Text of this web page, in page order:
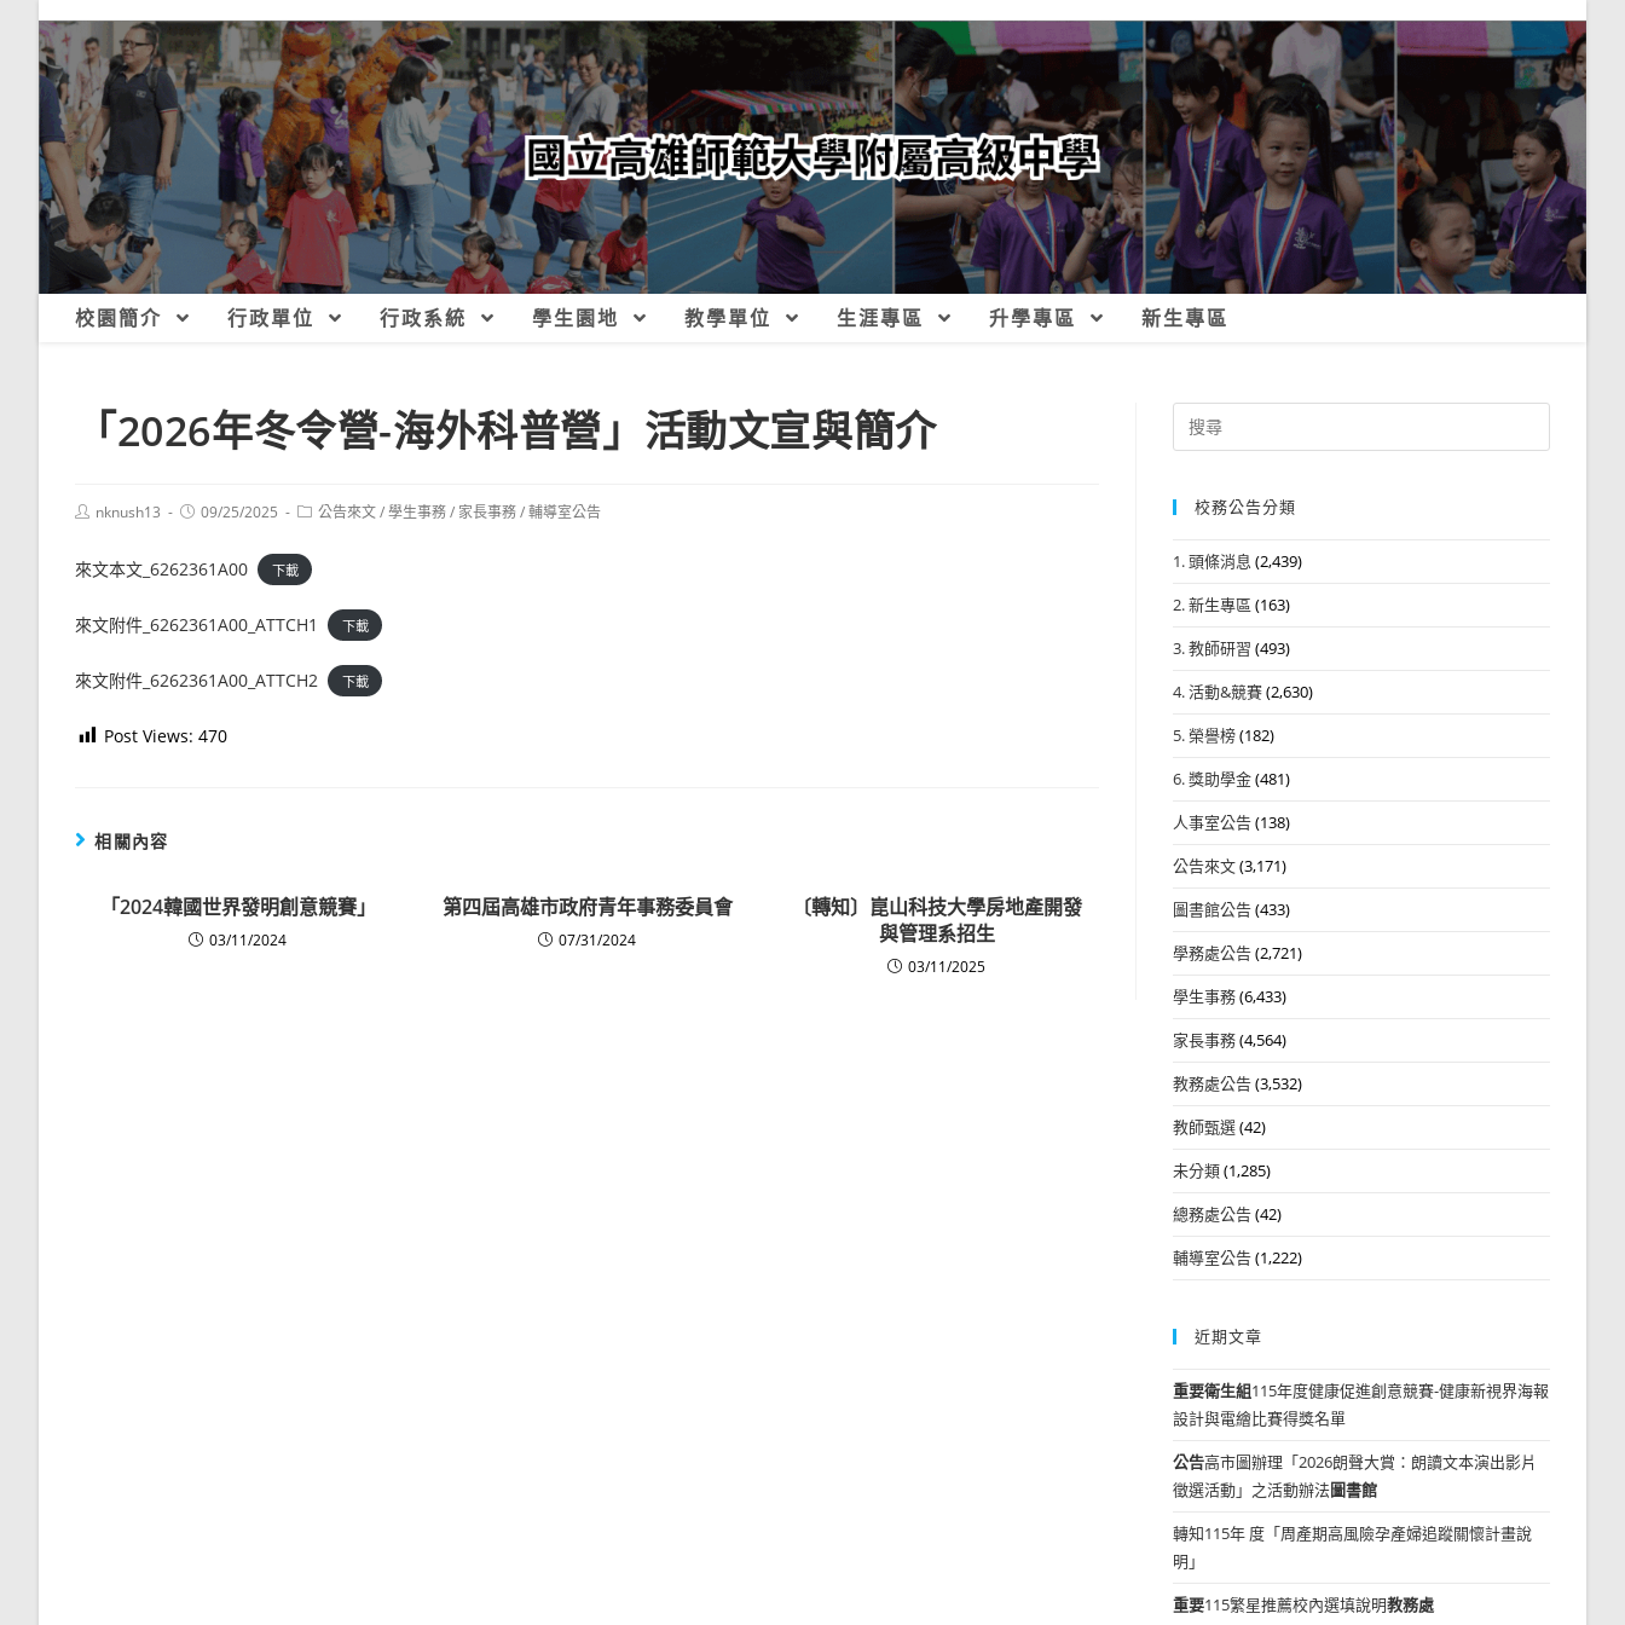
校園簡介 行政單位 行政系統 學生園地 教學單位 生涯專區 升學專區 新生專區
「2026年冬令營-海外科普營」活動文宣與簡介
Postnknush13
Post09/25/2025
Post公告來文/學生事務/ 家長事務/輔導室公告
來文本文_6262361A00 下載
來文附件_6262361A00_ATTCH1 下載
來文附件_6262361A00_ATTCH2 下載
Post Views: 470
相關內容
「2024韓國世界發明創意競賽」
03/11/2024
第四屆高雄市政府青年事務委員會
07/31/2024
〔轉知〕崑山科技大學房地產開發
與管理系招生
03/11/2025
Search
for:
校務公告分類
1. 頭條消息 (2,439)
2. 新生專區 (163)
3. 教師研習 (493)
4. 活動&競賽(2,630)
5. 榮譽榜(182)
6. 獎助學金(481)
人事室公告(138)
公告來文(3,171)
圖書館公告(433)
學務處公告(2,721)
學生事務(6,433)
家長事務(4,564)
教務處公告(3,532)
教師甄選(42)
未分類(1,285)
總務處公告(42)
輔導室公告(1,222)
近期文章
重要衛生組115年度健康促進創意競賽-健康新視界海報
設計與電繪比賽得獎名單
公告高市圖辦理「2026朗聲大賞：朗讀文本演出影片
徵選活動」之活動辦法圖書館
轉知115年 度「周產期高風險孕產婦追蹤關懷計畫說
明」
重要115繁星推薦校內選填說明教務處